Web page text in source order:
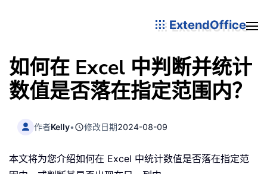
ExtendOffice
如何在 Excel 中判断并统计
数值是否落在指定范围内？
作者Kelly• 修改日期2024-08-09
本文将为您介绍如何在 Excel 中统计数值是否落在指定范